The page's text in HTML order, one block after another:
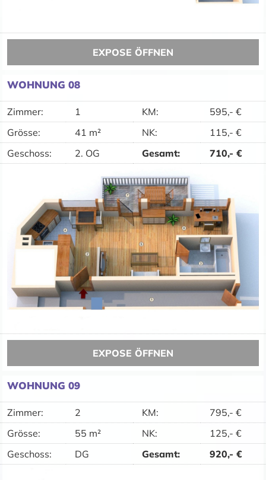
EXPOSE ÖFFNEN
WOHNUNG 08
Zimmer:
1
Grösse:
41 m²
Geschoss:
2. OG
KM: 595,- €
NK: 115,- €
Gesamt: 710,- €
EXPOSE ÖFFNEN
WOHNUNG 09
Zimmer:
2
Grösse:
55 m²
Geschoss:
DG
KM: 795,- €
NK: 125,- €
Gesamt: 920,- €